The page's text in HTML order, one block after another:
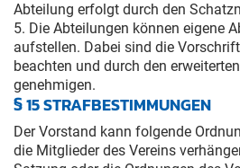
Abteilung erfolgt durch den
5. Die Abteilungen können eigene
aufstellen. Dabei sind die
beachten und durch den
genehmigen.
§ 15 STRAFBESTIMMUNGEN
Der Vorstand kann folgende
die Mitglieder des Vereins